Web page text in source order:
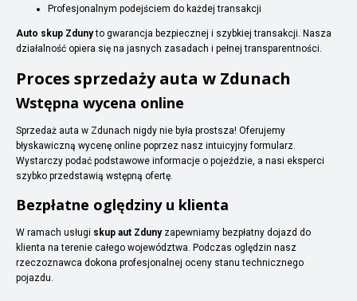
Profesjonalnym podejściem do każdej transakcji
Auto skup Zdunyto gwarancja bezpiecznej i szybkiej transakcji. Nasza
działalność opiera się na jasnych zasadach i pełnej transparentności.
Proces sprzedaży auta w Zdunach
Wstępna wycena online
Sprzedaż auta w Zdunach nigdy nie była prostsza! Oferujemy
błyskawiczną wycenę online poprzez nasz intuicyjny formularz.
Wystarczy podać podstawowe informacje o pojeździe, a nasi eksperci
szybko przedstawią wstępną ofertę.
Bezpłatne oględziny u klienta
W ramach usługi skup aut Zdunyzapewniamy bezpłatny dojazd do
klienta na terenie całego województwa. Podczas oględzin nasz
rzeczoznawca dokona profesjonalnej oceny stanu technicznego
pojazdu.